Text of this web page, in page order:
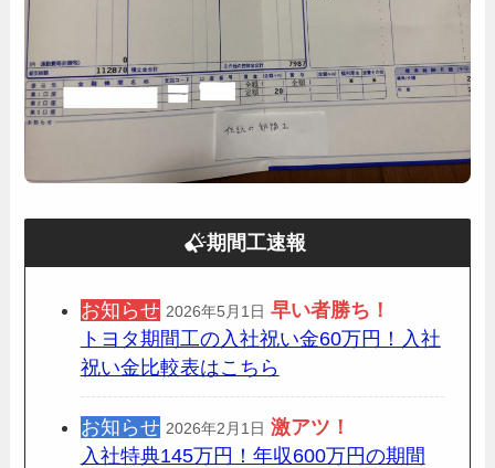
期間工速報
お知らせ 2026年5月1日 早い者勝ち！
トヨタ期間工の入社祝い金60万円！入社
祝い金比較表はこちら
お知らせ 2026年2月1日 激アツ！
入社特典145万円！年収600万円の期間